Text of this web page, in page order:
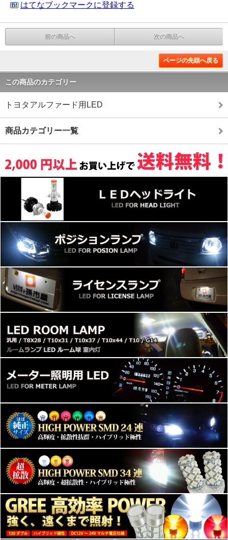
はてなブックマークに登録する
前の商品へ 次の商品へ
ページの先頭へ戻る
この商品のカテゴリー
トヨタアルファード用LED
商品カテゴリー一覧